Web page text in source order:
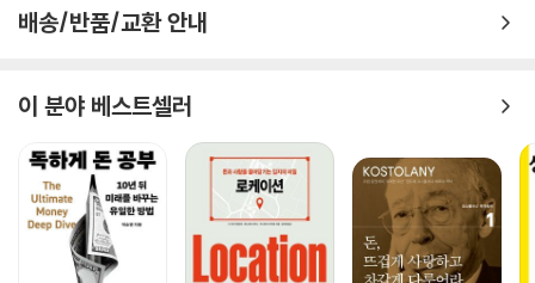
85)로 환율을 조정하고, 미일반도체협정(1986)으로 일본의 반도체 경쟁
력을 강제로 꺾어버렸다. 이번에도 미국은 똑같다. 미국의 기술이 들어간
중에서)
앞으로 패권 경쟁은 인플레이션을 더욱 자극할 텐데, 한국은 과연 어떻게
살아남아야 할까? 저자는 전반부에서 경제 현상의 퍼즐을 하나하나 풀어
헤쳤다면, 후반부에서는 다시 총체적 맥락에서 세상을 바라보도록 이끈다.
넓은 시야로 보면, 결코 피할 수 없는 다음 충격이자 인류에게 가장 중요한
문제인 인구와 기후 위기가 보인다. 역시 수많은 경제 현상과 연결되어 있
배송/반품/교환 안내
이 분야 베스트셀러